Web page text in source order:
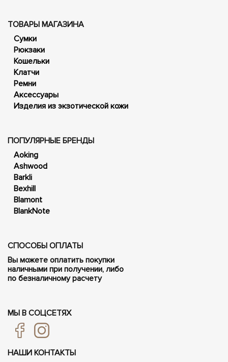
ТОВАРЫ МАГАЗИНА
Сумки
Рюкзаки
Кошельки
Клатчи
Ремни
Аксессуары
Изделия из экзотической кожи
ПОПУЛЯРНЫЕ БРЕНДЫ
Aoking
Ashwood
Barkli
Bexhill
Blamont
BlankNote
СПОСОБЫ ОПЛАТЫ
Вы можете оплатить покупки
наличными при получении, либо
по безналичному расчету
МЫ В СОЦСЕТЯХ
НАШИ КОНТАКТЫ